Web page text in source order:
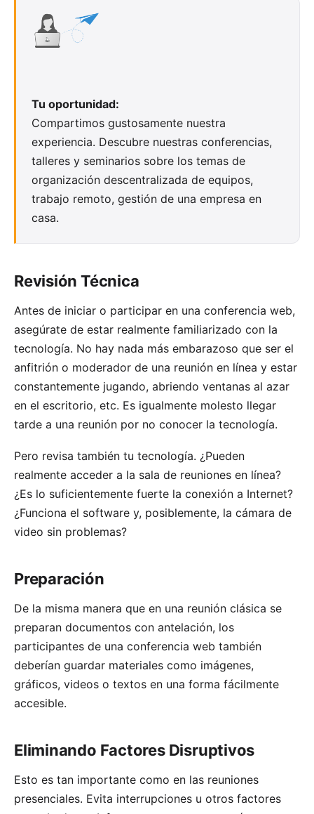
Tu oportunidad:
Compartimos gustosamente nuestra
experiencia. Descubre nuestras conferencias,
talleres y seminarios sobre los temas de
organización descentralizada de equipos,
trabajo remoto, gestión de una empresa en
casa.
Revisión Técnica
Antes de iniciar o participar en una conferencia web,
asegúrate de estar realmente familiarizado con la
tecnología. No hay nada más embarazoso que ser el
anfitrión o moderador de una reunión en línea y estar
constantemente jugando, abriendo ventanas al azar
en el escritorio, etc. Es igualmente molesto llegar
tarde a una reunión por no conocer la tecnología.
Pero revisa también tu tecnología. ¿Pueden
realmente acceder a la sala de reuniones en línea?
¿Es lo suficientemente fuerte la conexión a Internet?
¿Funciona el software y, posiblemente, la cámara de
video sin problemas?
Preparación
De la misma manera que en una reunión clásica se
preparan documentos con antelación, los
participantes de una conferencia web también
deberían guardar materiales como imágenes,
gráficos, videos o textos en una forma fácilmente
accesible.
Eliminando Factores Disruptivos
Esto es tan importante como en las reuniones
presenciales. Evita interrupciones u otros factores